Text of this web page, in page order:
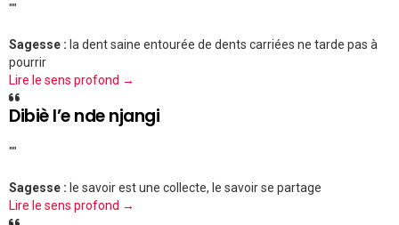
""
Sagesse : la dent saine entourée de dents carriées ne tarde pas à
pourrir
Lire le sens profond →
Dibiè l’e nde njangi
""
Sagesse : le savoir est une collecte, le savoir se partage
Lire le sens profond →